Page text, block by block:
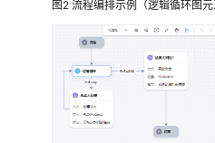
快
速
入
门
图2 流程编排示例（逻辑循环图元